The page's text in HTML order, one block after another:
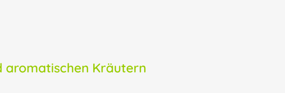
aromatischen Kräutern